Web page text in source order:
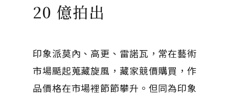
20 億拍出
印象派莫內、高更、雷諾瓦，常在藝術
市場颳起蒐藏旋風，藏家競價購買，作
品價格在市場裡節節攀升。但同為印象